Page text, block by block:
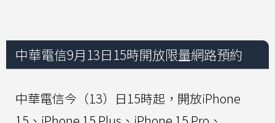
中華電信9月13日15時開放限量網路預約
中華電信今（13）日15時起，開放iPhone